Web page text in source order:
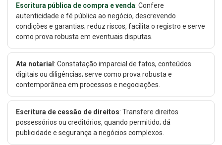
Escritura pública de compra e venda: Confere
autenticidade e fé pública ao negócio, descrevendo
condições e garantias; reduz riscos, facilita o registro e serve
como prova robusta em eventuais disputas.
Ata notarial : Constatação imparcial de fatos, conteúdos
digitais ou diligências; serve como prova robusta e
contemporânea em processos e negociações.
Escritura de cessão de direitos: Transfere direitos
possessórios ou creditórios, quando permitido; dá
publicidade e segurança a negócios complexos.